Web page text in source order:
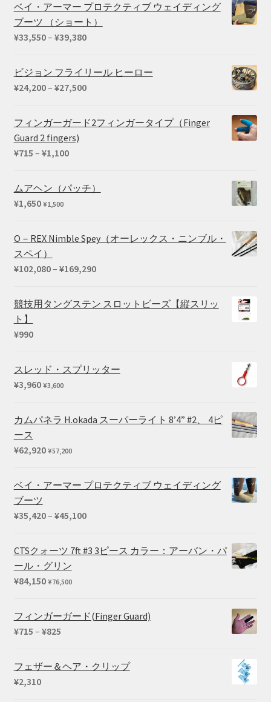
ベイ・アーマー プロテクティブ ウェイディング
ブーツ （ショート）
¥33,550– ¥39,380価
帯:
¥33,550
ビジョン フライリール ヒーロー
¥24,200– ¥27,500価
帯:
フィンガーガード2フィンガータイプ（Finger
Guard 2 fingers)
¥715 – ¥1,100価
帯:
ムアヘン（パッチ）
¥1,650 ¥1,500
O－REX Nimble Spey（オーレックス・ニンブル・
スペイ）
¥102,080– ¥169,290価
帯:
競技用タングステン スロットビーズ【縦スリッ
ト】
¥990
スレッド・スプリッター
¥3,960 ¥3,600
カムパネラ H.okada スーパーライト 8’4” #2、 4ピ
ース
¥62,920 ¥57,200
ベイ・アーマー プロテクティブ ウェイディング
ブーツ
¥35,420– ¥45,100価
帯:
CTSクォーツ 7ft #3 3ピース カラー：アーバン・パ
ール・グリン
¥84,150 ¥76,500
フィンガーガード(Finger Guard)
¥715 – ¥825価
フェザー＆ヘア・クリップ
¥2,310